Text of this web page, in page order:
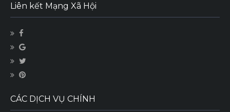
Liên kết Mạng Xã Hội
CÁC DỊCH VỤ CHÍNH